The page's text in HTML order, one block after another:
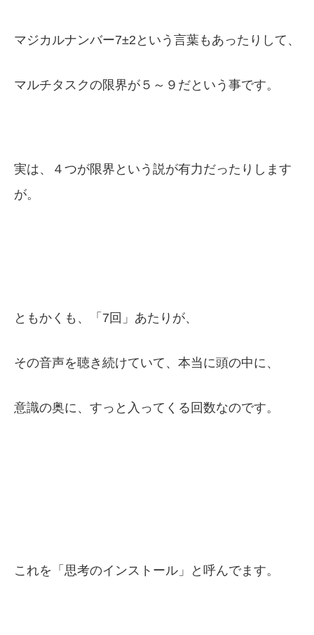
マジカルナンバー7±2という言葉もあったりして、
マルチタスクの限界が５～９だという事です。
実は、４つが限界という説が有力だったりします
が。
ともかくも、「7回」あたりが、
その音声を聴き続けていて、本当に頭の中に、
意識の奥に、すっと入ってくる回数なのです。
これを「思考のインストール」と呼んでます。